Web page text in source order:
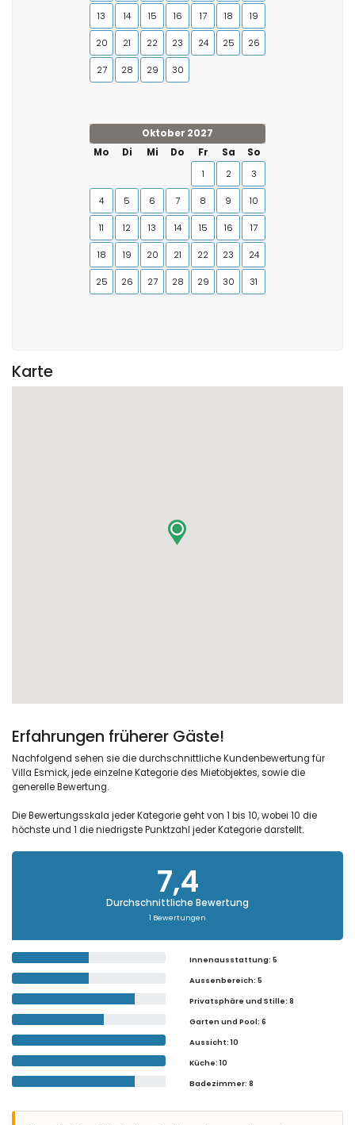
13 14 15 16 17 18 19
20 21 22 23 24 25 26
27 28 29 30
Oktober 2027
Mo
Di Mi Do Fr Sa
So
1
2 3
4 5 6 7 8 9 10
11 12 13 14 15 16 17
18 19 20 21 22 23 24
25 26 27 28 29 30 31
Karte
Erfahrungen früherer Gäste!
Nachfolgend sehen sie die durchschnittliche Kundenbewertung für
Villa Esmick, jede einzelne Kategorie des Mietobjektes, sowie die
generelle Bewertung.
Die Bewertungsskala jeder Kategorie geht von 1 bis 10, wobei 10 die
höchste und 1 die niedrigste Punktzahl jeder Kategorie darstellt.
7,4
Durchschnittliche Bewertung
1 Bewertungen
Innenausstattung: 5
Aussenbereich: 5
Privatsphäre und Stille: 8
Garten und Pool: 6
Aussicht: 10
Küche: 10
Badezimmer: 8